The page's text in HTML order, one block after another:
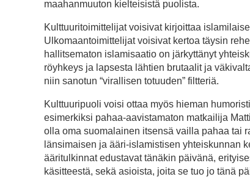
maahanmuuton kielteisistä puolista.
Kulttuuritoimittelijat voisivat kirjoittaa
Ulkomaantoimittelijat voisivat kertoa täysin
hallitsematon islamisaatio on järkyttänyt
röyhkeys ja lapsesta lähtien brutaalit ja
niin sanotun “virallisen totuuden” filtteriä.
Kulttuuripuoli voisi ottaa myös hieman
esimerkiksi pahaa-aavistamaton matkailija
olla oma suomalainen itsensä vailla pahaa tai
länsimaisen ja ääri-islamistisen yhteiskunnan
ääritulkinnat edustavat tänäkin päivänä,
käsitteestä, sekä asioista, joita se tuo jo tänä